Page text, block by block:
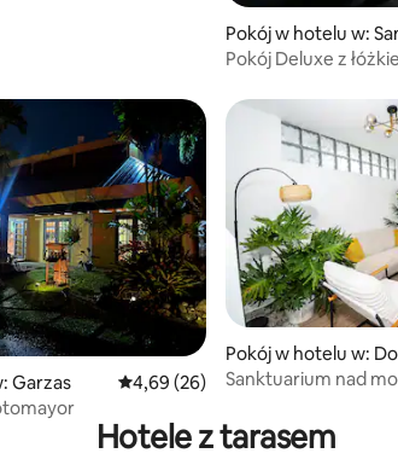
recenzji: 6 Pokój w hotelu w:
Pokój Deluxe z
recenzji: 14
Garzas
Średnia ocena: 4,69 na 5, liczba
4,69 (26)
Pokój w hotelu w:
Sanktuarium nad
Hotele z tarasem